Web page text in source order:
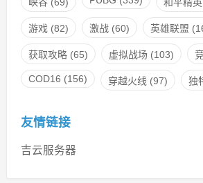
游戏 (82) 激战(60) 英雄联盟
获取攻略(65) 虚拟战场 (103)
COD16 (156) 穿越火线 (97) 独
友情链接
吉云服务器